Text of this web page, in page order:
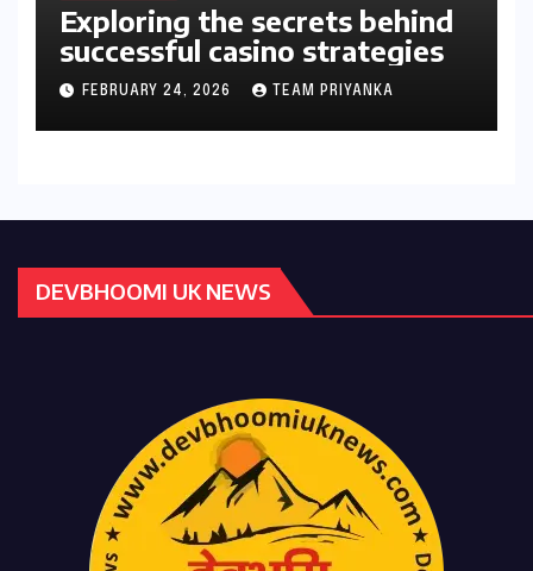
Exploring the secrets behind
successful casino strategies
FEBRUARY 24, 2026 TEAM PRIYANKA
DEVBHOOMI UK NEWS